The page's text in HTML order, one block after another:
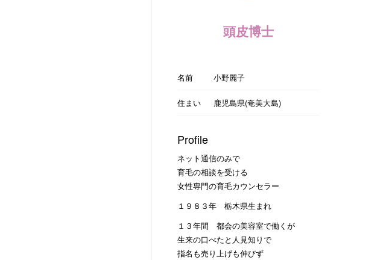
頭皮博士
名前 小野麗子
住まい 鹿児島県(奄美大島)
Profile
ネット通信のみで
育毛の相談を受ける
女性専門の育毛カウンセラー
１９８３年 栃木県生まれ
１３年間 都会の美容室で働くが
生来の口べたと人見知りで
指名も売り上げも伸びず